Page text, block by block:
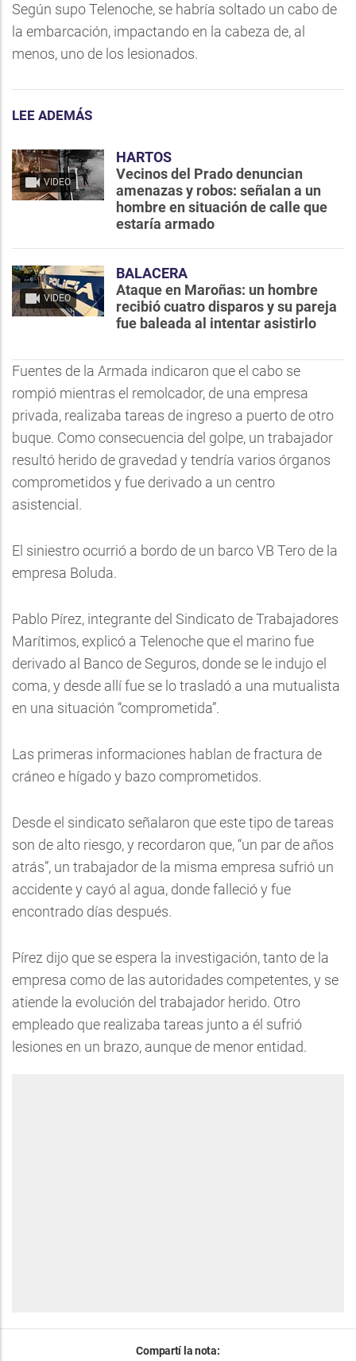
Según supo Telenoche, se habría soltado un cabo de
la embarcación, impactando en la cabeza de, al
menos, uno de los lesionados.
LEE ADEMÁS
VIDEO
HARTOS
Vecinos del Prado denuncian
amenazas y robos: señalan a un
hombre en situación de calle que
estaría armado
VIDEO
BALACERA
Ataque en Maroñas: un hombre
recibió cuatro disparos y su pareja
fue baleada al intentar asistirlo
Fuentes de la Armada indicaron que el cabo se
rompió mientras el remolcador, de una empresa
privada, realizaba tareas de ingreso a puerto de otro
buque. Como consecuencia del golpe, un trabajador
resultó herido de gravedad y tendría varios órganos
comprometidos y fue derivado a un centro
asistencial.
El siniestro ocurrió a bordo de un barco VB Tero de la
empresa Boluda.
Pablo Pírez, integrante del Sindicato de Trabajadores
Marítimos, explicó a Telenoche que el marino fue
derivado al Banco de Seguros, donde se le indujo el
coma, y desde allí fue se lo trasladó a una mutualista
en una situación “comprometida”.
Las primeras informaciones hablan de fractura de
cráneo e hígado y bazo comprometidos.
Desde el sindicato señalaron que este tipo de tareas
son de alto riesgo, y recordaron que, “un par de años
atrás”, un trabajador de la misma empresa sufrió un
accidente y cayó al agua, donde falleció y fue
encontrado días después.
Pírez dijo que se espera la investigación, tanto de la
empresa como de las autoridades competentes, y se
atiende la evolución del trabajador herido. Otro
empleado que realizaba tareas junto a él sufrió
lesiones en un brazo, aunque de menor entidad.
Compartí la nota: